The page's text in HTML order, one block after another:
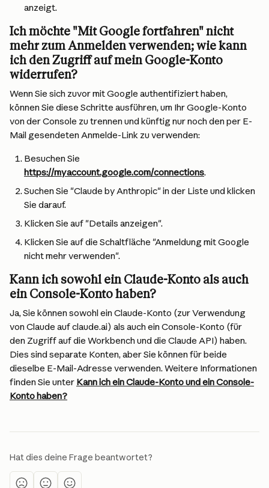
anzeigt.
Ich möchte "Mit Google fortfahren" nicht
mehr zum Anmelden verwenden; wie kann
ich den Zugriff auf mein Google-Konto
widerrufen?
Wenn Sie sich zuvor mit Google authentifiziert haben,
können Sie diese Schritte ausführen, um Ihr Google-Konto
von der Console zu trennen und künftig nur noch den per E-
Mail gesendeten Anmelde-Link zu verwenden:
Besuchen Sie
https://myaccount.google.com/connections.
Suchen Sie "Claude by Anthropic" in der Liste und klicken
Sie darauf.
Klicken Sie auf "Details anzeigen".
Klicken Sie auf die Schaltfläche "Anmeldung mit Google
nicht mehr verwenden".
Kann ich sowohl ein Claude-Konto als auch
ein Console-Konto haben?
Ja, Sie können sowohl ein Claude-Konto (zur Verwendung
von Claude auf claude.ai) als auch ein Console-Konto (für
den Zugriff auf die Workbench und die Claude API) haben.
Dies sind separate Konten, aber Sie können für beide
dieselbe E-Mail-Adresse verwenden. Weitere Informationen
finden Sie unter Kann ich ein Claude-Konto und ein Console-
Konto haben?
Hat dies deine Frage beantwortet?